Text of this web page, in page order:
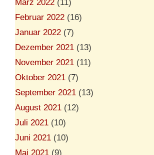
März 2022 (11)
Februar 2022 (16)
Januar 2022 (7)
Dezember 2021 (13)
November 2021 (11)
Oktober 2021 (7)
September 2021 (13)
August 2021 (12)
Juli 2021 (10)
Juni 2021 (10)
Mai 2021 (9)